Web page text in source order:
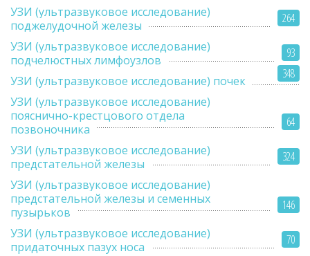
264
УЗИ (ультразвуковое исследование)
поджелудочной железы
93
УЗИ (ультразвуковое исследование)
подчелюстных лимфоузлов
348
УЗИ (ультразвуковое исследование) почек
64
УЗИ (ультразвуковое исследование)
пояснично-крестцового отдела
позвоночника
324
УЗИ (ультразвуковое исследование)
предстательной железы
146
УЗИ (ультразвуковое исследование)
предстательной железы и семенных
пузырьков
70
УЗИ (ультразвуковое исследование)
придаточных пазух носа